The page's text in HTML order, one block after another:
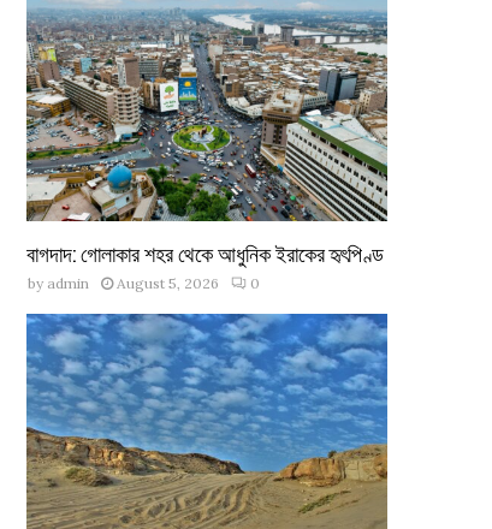
বাগদাদ: গোলাকার শহর থেকে আধুনিক ইরাকের হৃৎপিণ্ড
by admin August 5, 2026 0